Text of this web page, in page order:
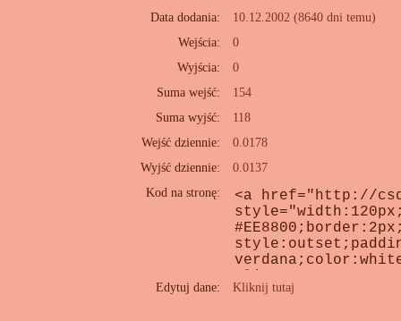
Data dodania:
10.12.2002 (8640 dni temu)
Wejścia:
0
Wyjścia:
0
Suma wejść:
154
Suma wyjść:
118
Wejść dziennie:
0.0178
Wyjść dziennie:
0.0137
Kod na stronę:
Edytuj dane: Kliknij tutaj